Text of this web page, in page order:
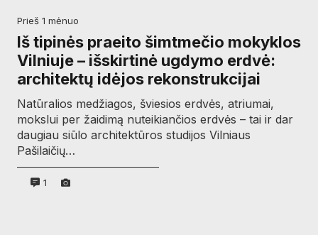
prieš 1 mėnuo
Iš tipinės praeito šimtmečio mokyklos
Vilniuje – išskirtinė ugdymo erdvė:
architektų idėjos rekonstrukcijai
Natūralios medžiagos, šviesios erdvės, atriumai,
mokslui per žaidimą nuteikiančios erdvės – tai ir dar
daugiau siūlo architektūros studijos Vilniaus
Pašilaičių…
1